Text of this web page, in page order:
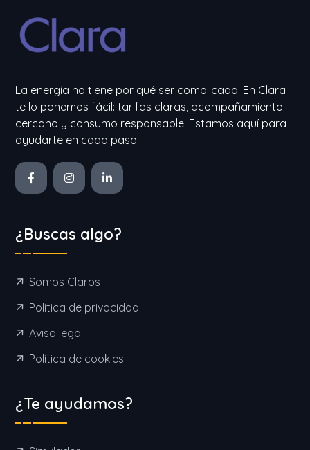
La energía no tiene por qué ser complicada. En Clara
te lo ponemos fácil: tarifas claras, acompañamiento
cercano y consumo responsable. Estamos aquí para
ayudarte en cada paso.
¿Buscas algo?
Somos Claros
Política de privacidad
Aviso legal
Política de cookies
¿Te ayudamos?